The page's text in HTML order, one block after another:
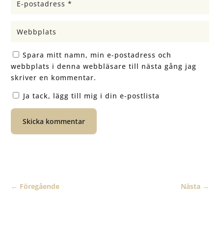
Spara mitt namn, min e-postadress och
webbplats i denna webbläsare till nästa gång jag
skriver en kommentar.
Ja tack, lägg till mig i din e-postlista
Skicka kommentar
← Föregående Nästa→